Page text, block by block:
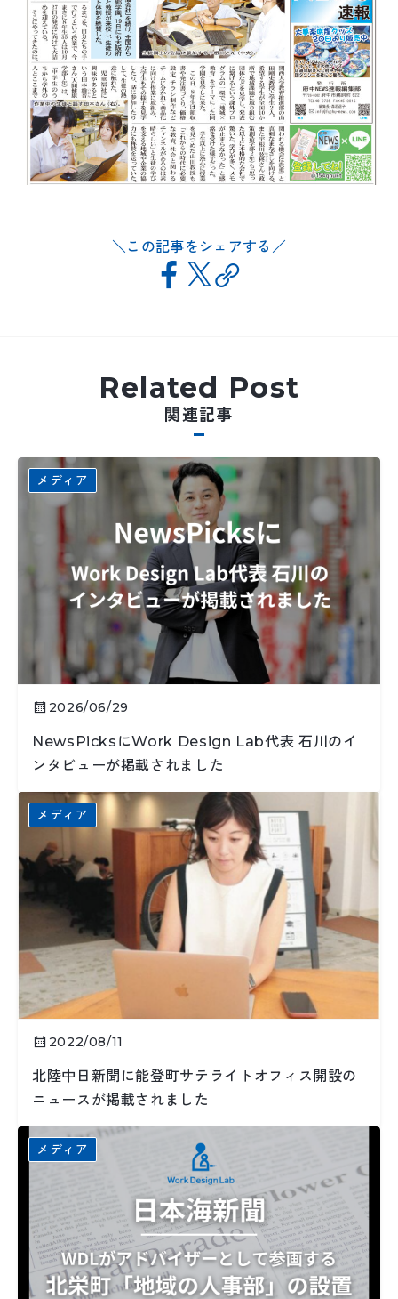
この記事をシェアする
Related Post
関連記事
メディア
2026/06/29
NewsPicksにWork Design Lab代表 石川のイ
ンタビューが掲載されました
メディア
2022/08/11
北陸中日新聞に能登町サテライトオフィス開設の
ニュースが掲載されました
メディア